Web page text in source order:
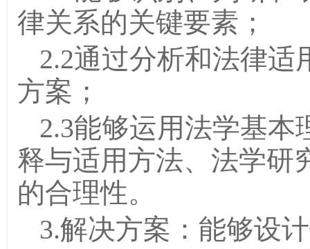
律关系的关键要素；
2.2通过分析和法律
方案；
2.3能够运用法学基
释与适用方法、法学研
的合理性。
3.解决方案：能够设